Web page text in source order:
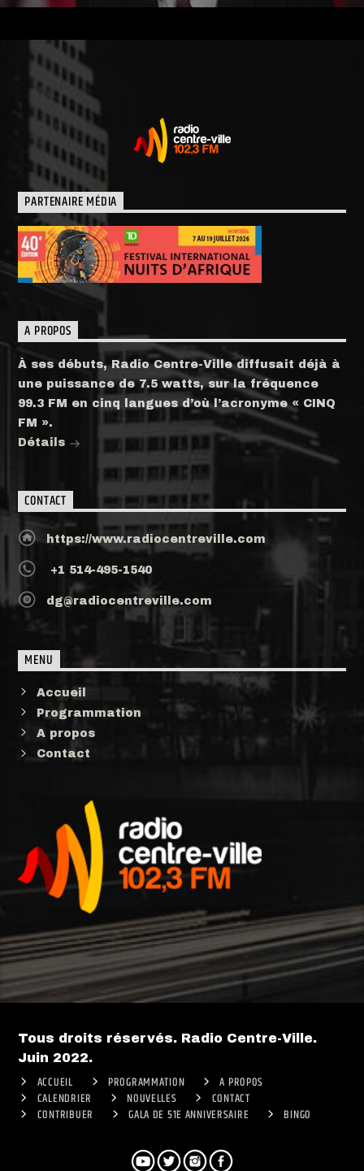
PARTENAIRE MÉDIA
A PROPOS
À ses débuts, Radio Centre-Ville diffusait déjà à
une puissance de 7.5 watts, sur la fréquence
99.3 FM en cinq langues d’où l’acronyme « CINQ
FM ».
Détails
CONTACT
https://www.radiocentreville.com
+1 514-495-1540
dg@radiocentreville.com
MENU
Accueil
Programmation
A propos
Contact
Tous droits réservés. Radio Centre-Ville.
Juin 2022.
ACCUEIL PROGRAMMATION
A PROPOS
CALENDRIER
NOUVELLES
CONTACT
CONTRIBUER
GALA DE 51E ANNIVERSAIRE BINGO